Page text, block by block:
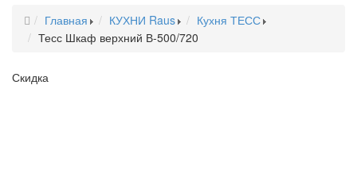
Главная КУХНИ Raus
Кухня ТЕСС
Тесс Шкаф верхний В-500/720
Скидка